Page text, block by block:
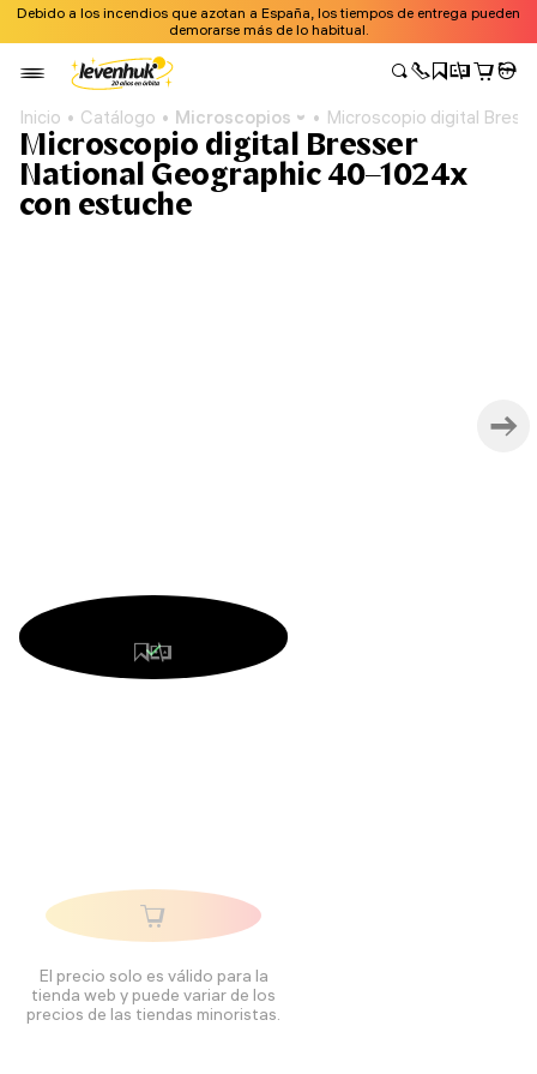
Debido a los incendios que azotan a España, los tiempos de entrega pueden
demorarse más de lo habitual.
Inicio Catálogo Microscopios Microscopio digital
Microscopio digital Bresser
National Geographic 40–1024x
con estuche
El precio solo es válido para la
tienda web y puede variar de los
precios de las tiendas minoristas.